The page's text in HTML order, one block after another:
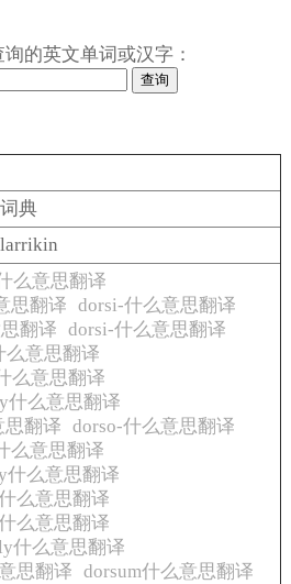
的英文单词或汉字：
典
么意思翻译
思翻译 dorsi-什么意思翻译
翻译 dorsi-什么意思翻译
么意思翻译
么意思翻译
什么意思翻译
思翻译 dorso-什么意思翻译
么意思翻译
什么意思翻译
么意思翻译
么意思翻译
什么意思翻译
思翻译 dorsum什么意思翻译